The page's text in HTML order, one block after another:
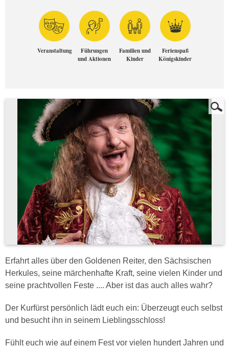
Veranstaltung
Führungen
und Aktionen
Familien und
Kinder
Ferienspaß
Königskinder
Erfahrt alles über den Goldenen Reiter, den Sächsischen
Herkules, seine märchenhafte Kraft, seine vielen Kinder und
seine prachtvollen Feste .... Aber ist das auch alles wahr?
Der Kurfürst persönlich lädt euch ein: Überzeugt euch selbst
und besucht ihn in seinem Lieblingsschloss!
Fühlt euch wie auf einem Fest vor vielen hundert Jahren und